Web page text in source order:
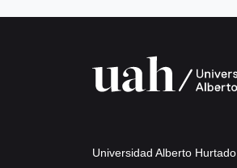
Universidad Alberto Hurtado